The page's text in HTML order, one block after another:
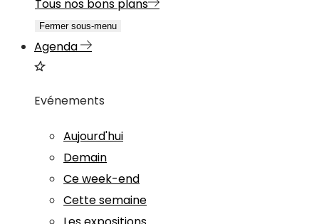
Tous nos bons plans
Fermer sous-menu
Agenda
Evénements
Aujourd'hui
Demain
Ce week-end
Cette semaine